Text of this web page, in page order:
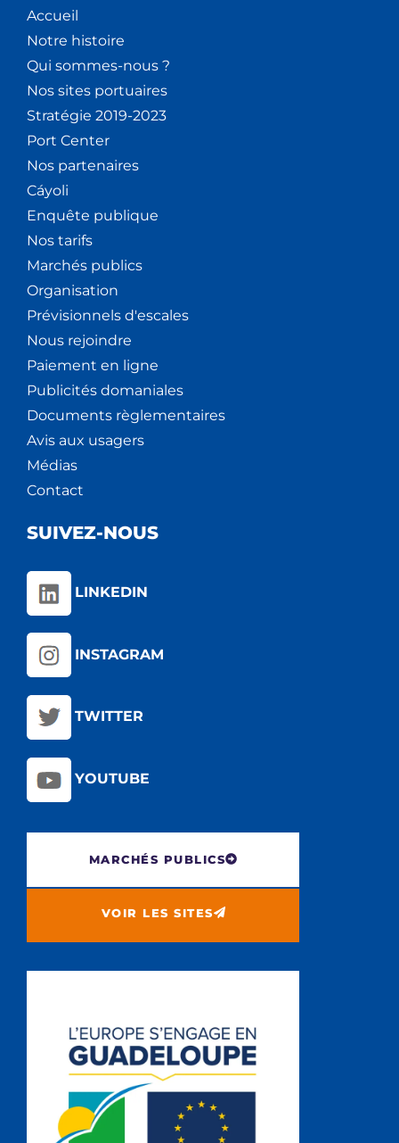
Accueil
Notre histoire
Qui sommes-nous ?
Nos sites portuaires
Stratégie 2019-2023
Port Center
Nos partenaires
Cáyoli
Enquête publique
Nos tarifs
Marchés publics
Organisation
Prévisionnels d'escales
Nous rejoindre
Paiement en ligne
Publicités domaniales
Documents règlementaires
Avis aux usagers
Médias
Contact
SUIVEZ-NOUS
LINKEDIN
INSTAGRAM
TWITTER
YOUTUBE
MARCHÉS PUBLICS
VOIR LES SITES